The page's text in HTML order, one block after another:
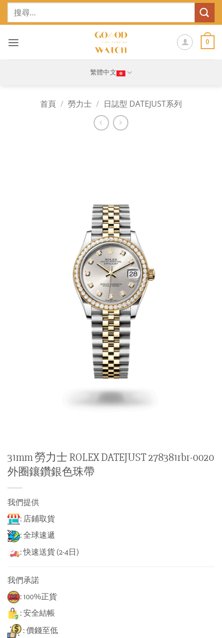
Skip
鍵
0
繁體中文
首頁 / 勞力士 / 日誌型 DATEJUST系列
31mm 勞力士 ROLEX DATEJUST 278381rbr-0020
外圈鑲鑽銀色珠帶
我們提供
: 店鋪取貨
: 全球速遞
: 快速送貨 (2-4日)
我們承諾
: 100%正貨
: 安全結帳
: 價錢至低